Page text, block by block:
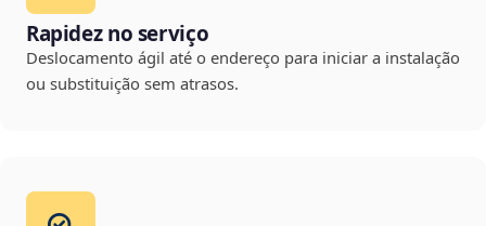
Rapidez no serviço
Deslocamento ágil até o endereço para iniciar a instalação
ou substituição sem atrasos.